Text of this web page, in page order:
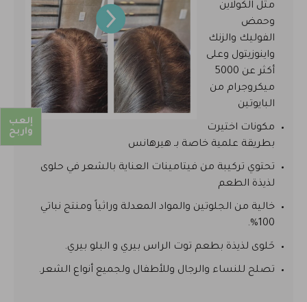
مثل الكولاين
وحمض
الفوليك والزنك
واينوزيتول وعلى
أكثر عن 5000
ميكروجرام من
البايوتين
مكونات اختيرت
بطريقة علمية خاصة بـ هيرهانس
تحتوي تركيبة من فيتامينات العناية بالشعر في حلوى
لذيذة الطعم
خالية من الجلوتين والمواد المعدلة وراثياً ومنتج نباتي
100%.
حَلوى لذيذة بطعم توت الراس بيري و البلو بيري.
تصلح للنساء والرجال وللأطفال ولجميع أنواع الشعر.
إلعب
واربح